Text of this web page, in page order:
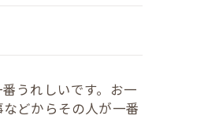
うれしいです。お一
どからその人が一番